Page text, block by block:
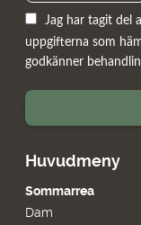
Huvudmeny
Sommarrea
Dam
Jag har tagit del
uppgifterna som
godkänner